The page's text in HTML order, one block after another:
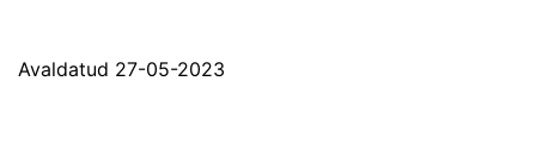
Avaldatud 27-05-2023